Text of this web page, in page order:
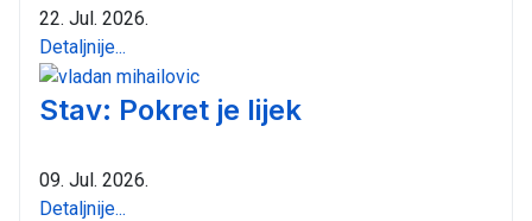
22. Jul. 2026.
Detaljnije...
Stav: Pokret je lijek
09. Jul. 2026.
Detaljnije...